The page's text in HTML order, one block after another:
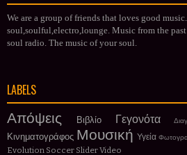
We are a group of friends that loves good
soul,soulful,electro,lounge. Music from the
soul radio. The music of your soul.
LABELS
Απόψεις Βιβλίο Γεγονότα
Κινηματογράφος Μουσική Υγεία
Evolution Soccer SliderVideo